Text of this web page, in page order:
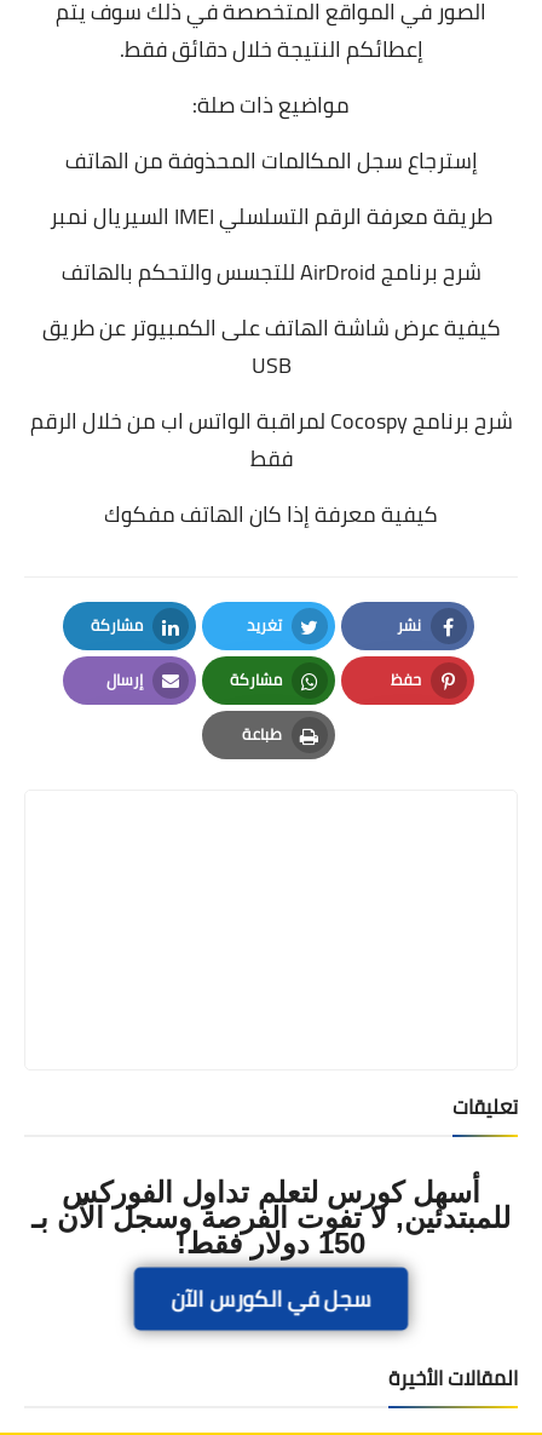
الصور في المواقع المتخصصة في ذلك سوف يتم
إعطائكم النتيجة خلال دقائق فقط.
مواضيع ذات صلة:
إسترجاع سجل المكالمات المحذوفة من الهاتف
طريقة معرفة الرقم التسلسلي IMEI السيريال نمبر
شرح برنامج AirDroid للتجسس والتحكم بالهاتف
كيفية عرض شاشة الهاتف على الكمبيوتر عن طريق
USB
شرح برنامج Cocospy لمراقبة الواتس اب من خلال الرقم
فقط
كيفية معرفة إذا كان الهاتف مفكوك
نشر
Facebook
تغريد
Twitter
مشاركة
LinkedIn
حفظ
Pinterest
مشاركة
Whatsapp
إرسال
Email
طباعة
Print
تعليقات
أسهل كورس لتعلم تداول الفوركس
للمبتدئين, لا تفوت الفرصة وسجل الآن بـ
150 دولار فقط!
سجل في الكورس الآن
المقالات الأخيرة